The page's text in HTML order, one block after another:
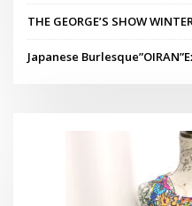
レンタルスペース空いてます！
THE GEORGE’S SHOW